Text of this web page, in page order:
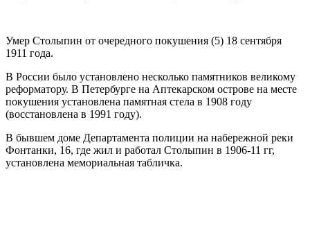
Умер Столыпин от очередного покушения (5) 18 сентября
1911 года.
В России было установлено несколько памятников великому
реформатору. В Петербурге на Аптекарском острове на месте
покушения установлена памятная стела в 1908 году
(восстановлена в 1991 году).
В бывшем доме Департамента полиции на набережной реки
Фонтанки, 16, где жил и работал Столыпин в 1906-11 гг,
установлена мемориальная табличка.